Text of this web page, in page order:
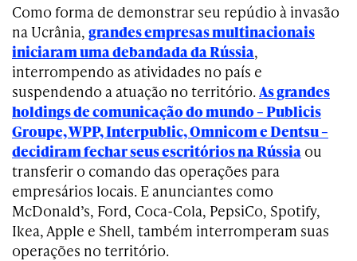
Como forma de demonstrar seu repúdio à invasão
na Ucrânia, grandes empresas multinacionais
iniciaram uma debandada da Rússia,
interrompendo as atividades no país e
suspendendo a atuação no território.As grandes
holdings de comunicação do mundo – Publicis
Groupe, WPP, Interpublic, Omnicom e Dentsu –
decidiram fechar seus escritórios na Rússia ou
transferir o comando das operações para
empresários locais. E anunciantes como
McDonald’s, Ford, Coca-Cola, PepsiCo, Spotify,
Ikea, Apple e Shell, também interromperam suas
operações no território.